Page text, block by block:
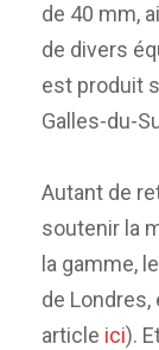
de 40 mm,
de divers
est produit
Galles-du-
Autant de
soutenir la
la gamme,
de
article ici).